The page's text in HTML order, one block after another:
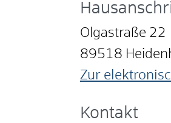
Olgastraße 22
89518
Zur
Kontakt